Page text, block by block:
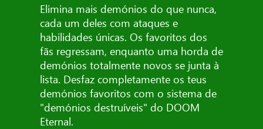
Elimina mais demónios do que nunca,
cada um deles com ataques e
habilidades únicas. Os favoritos dos
fãs regressam, enquanto uma horda de
demónios totalmente novos se junta à
lista. Desfaz completamente os teus
demónios favoritos com o sistema de
"demónios destruíveis" do DOOM
Eternal.